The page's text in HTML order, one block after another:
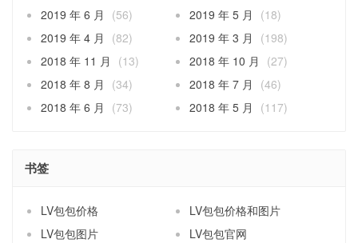
2019 年 6 月
(56) 2019 年 5 月
(18)
2019 年 4 月
(82) 2019 年 3 月
(198)
2018 年 11 月
(13) 2018 年 10 月
(27)
2018 年 8 月
(34) 2018 年 7 月
(46)
2018 年 6 月
(73) 2018 年 5 月 (117)
书签
LV包包价格
LV包包价格和图片
LV包包图片
LV包包官网